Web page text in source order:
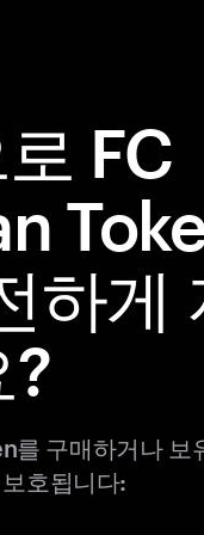
FC
하게
를 구매하거나 보
호됩니다: